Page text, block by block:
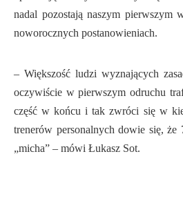
nadal pozostają naszym pierwszym
noworocznych postanowieniach.
– Większość ludzi wyznających
oczywiście w pierwszym odruchu
część w końcu i tak zwróci się w
trenerów personalnych dowie się, że
„micha” – mówi Łukasz Sot.